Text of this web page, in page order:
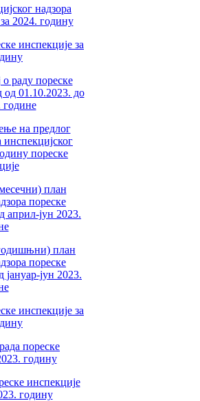
надзора
2024. годину
инспекције за
раду пореске
од 01.10.2023. до
године
на предлог
пореске
план
пореске
април-јун 2023.
план
пореске
јануар-јун 2023.
инспекције за
пореске
годину
инспекције
годину